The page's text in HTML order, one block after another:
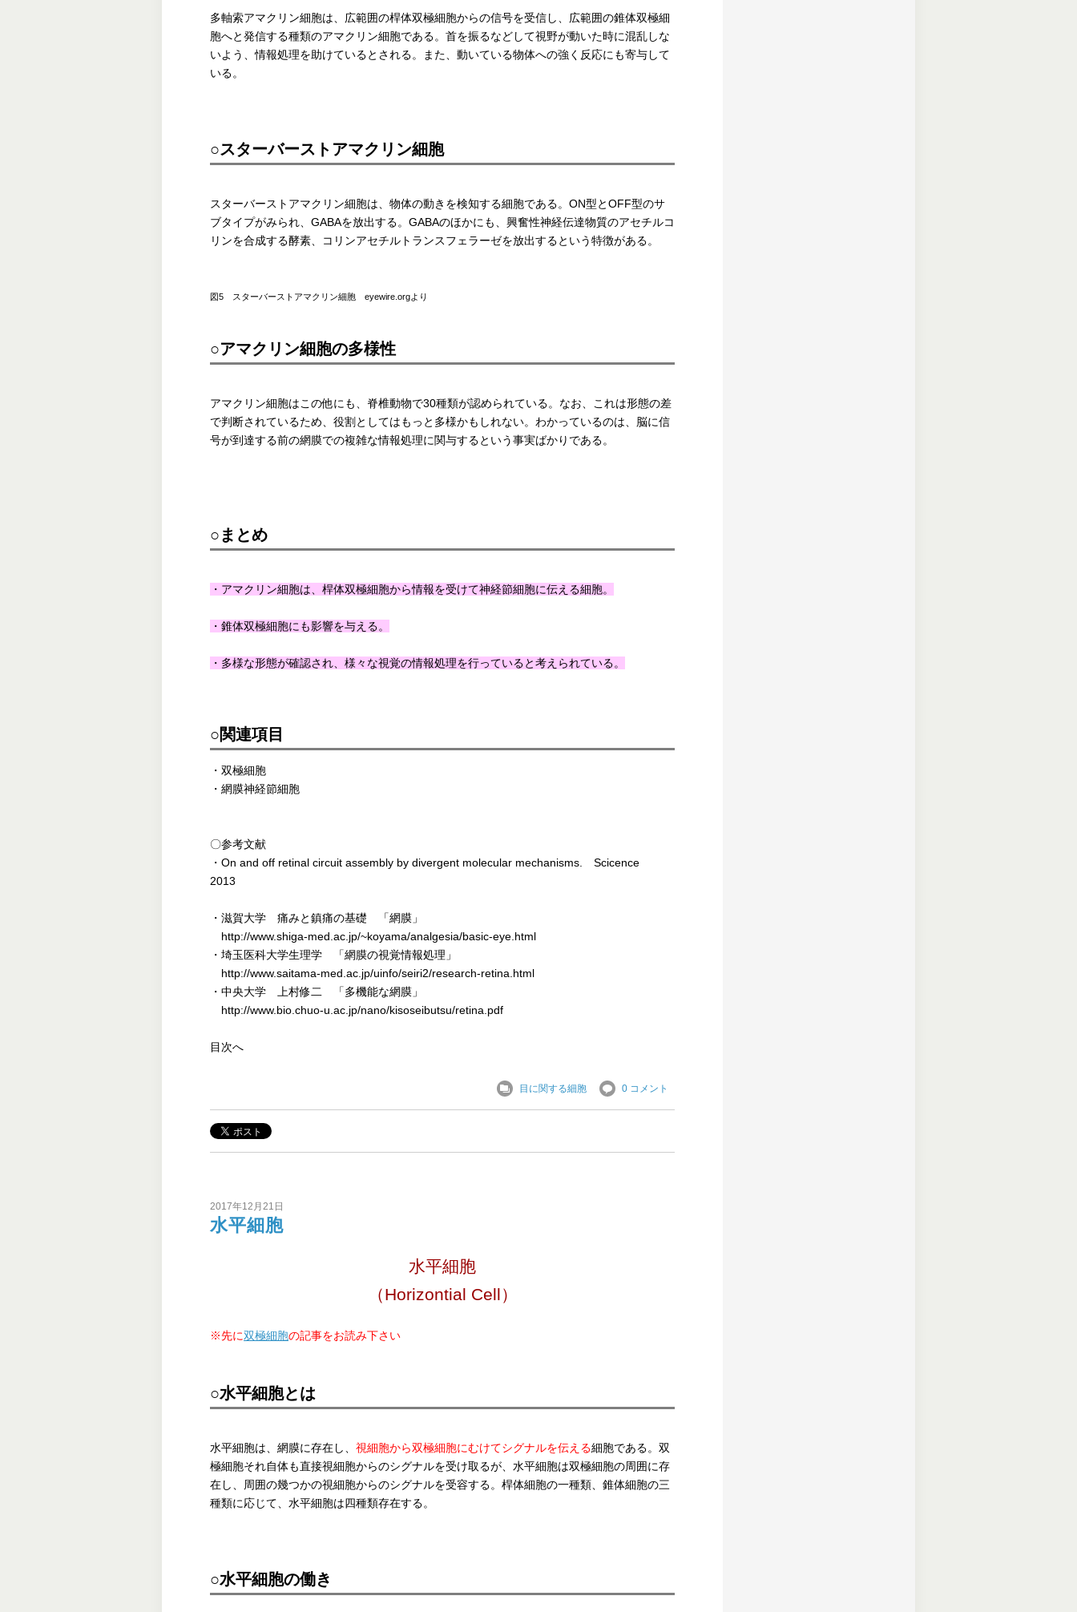
多軸索アマクリン細胞は、広範囲の桿体双極細胞からの信号を受信し、広範囲の錐体双極細
胞へと発信する種類のアマクリン細胞である。首を振るなどして視野が動いた時に混乱しな
いよう、情報処理を助けているとされる。また、動いている物体への強く反応にも寄与して
いる。
○スターバーストアマクリン細胞
スターバーストアマクリン細胞は、物体の動きを検知する細胞である。ON型とOFF型のサ
ブタイプがみられ、GABAを放出する。GABAのほかにも、興奮性神経伝達物質のアセチルコ
リンを合成する酵素、コリンアセチルトランスフェラーゼを放出するという特徴がある。
図5 スターバーストアマクリン細胞 eyewire.orgより
○アマクリン細胞の多様性
アマクリン細胞はこの他にも、脊椎動物で30種類が認められている。なお、これは形態の差
で判断されているため、役割としてはもっと多様かもしれない。わかっているのは、脳に信
号が到達する前の網膜での複雑な情報処理に関与するという事実ばかりである。
○まとめ
・アマクリン細胞は、桿体双極細胞から情報を受けて神経節細胞に伝える細胞。
・錐体双極細胞にも影響を与える。
・多様な形態が確認され、様々な視覚の情報処理を行っていると考えられている。
○関連項目
・双極細胞
・網膜神経節細胞
〇参考文献
・On and off retinal circuit assembly by divergent molecular mechanisms. Scicence
2013
・滋賀大学 痛みと鎮痛の基礎 「網膜」
http://www.shiga-med.ac.jp/~koyama/analgesia/basic-eye.html
・埼玉医科大学生理学 「網膜の視覚情報処理」
http://www.saitama-med.ac.jp/uinfo/seiri2/research-retina.html
・中央大学 上村修二 「多機能な網膜」
http://www.bio.chuo-u.ac.jp/nano/kisoseibutsu/retina.pdf
目次へ
0 コメント
目に関する細胞
2017年12月21日
水平細胞
水平細胞
（Horizontial Cell）
※先に双極細胞の記事をお読み下さい
○水平細胞とは
水平細胞は、網膜に存在し、 視細胞から双極細胞にむけてシグナルを伝える細胞である。双
極細胞それ自体も直接視細胞からのシグナルを受け取るが、水平細胞は双極細胞の周囲に存
在し、周囲の幾つかの視細胞からのシグナルを受容する。桿体細胞の一種類、錐体細胞の三
種類に応じて、水平細胞は四種類存在する。
○水平細胞の働き